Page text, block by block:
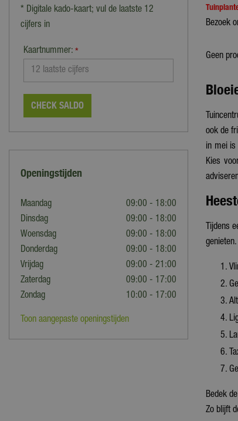
Bezoek
Geen
ook de
in mei is
Kies
Tijdens
Bedek
Zo blijft
* Digitale kado-kaart; vul de laatste 12
cijfers in
Kaartnummer: *
CHECK SALDO
Openingstijden
Maandag
09:00 - 18:00
Dinsdag
09:00 - 18:00
Woensdag
09:00 - 18:00
Donderdag
09:00 - 18:00
Vrijdag
09:00 - 21:00
Zaterdag
09:00 - 17:00
Zondag
10:00 - 17:00
Toon aangepaste openingstijden